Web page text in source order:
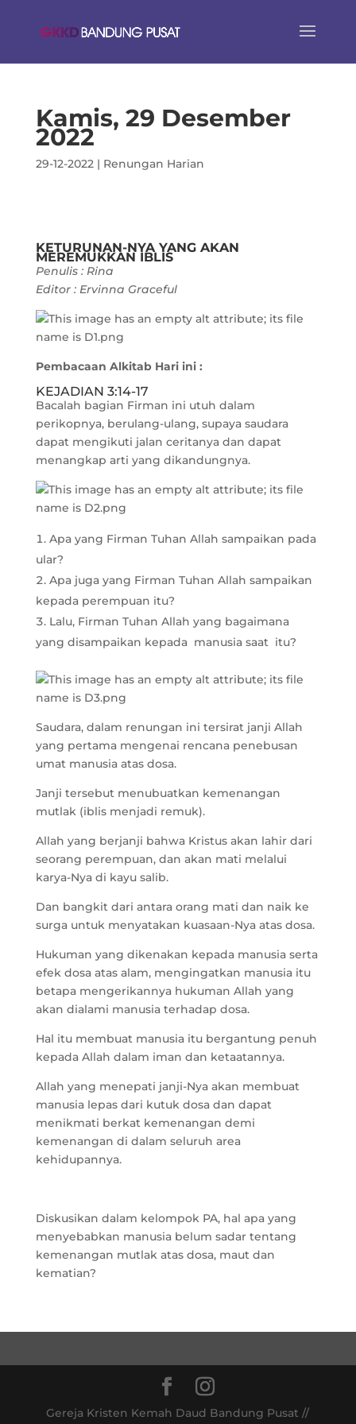
Kamis, 29 Desember
2022
29-12-2022| Renungan Harian
KETURUNAN-NYA YANG AKAN
MEREMUKKAN IBLIS
Penulis : Rina
Editor : Ervinna Graceful
Pembacaan Alkitab Hari ini :
KEJADIAN 3:14-17
Bacalah bagian Firman ini utuh dalam
perikopnya, berulang-ulang, supaya saudara
dapat mengikuti jalan ceritanya dan dapat
menangkap arti yang dikandungnya.
Apa yang Firman Tuhan Allah sampaikan pada
ular?
Apa juga yang Firman Tuhan Allah sampaikan
kepada perempuan itu?
Lalu, Firman Tuhan Allah yang bagaimana
yang disampaikan kepada manusia saat itu?
Saudara, dalam renungan ini tersirat janji Allah
yang pertama mengenai rencana penebusan
umat manusia atas dosa.
Janji tersebut menubuatkan kemenangan
mutlak (iblis menjadi remuk).
Allah yang berjanji bahwa Kristus akan lahir dari
seorang perempuan, dan akan mati melalui
karya-Nya di kayu salib.
Dan bangkit dari antara orang mati dan naik ke
surga untuk menyatakan kuasaan-Nya atas dosa.
Hukuman yang dikenakan kepada manusia serta
efek dosa atas alam, mengingatkan manusia itu
betapa mengerikannya hukuman Allah yang
akan dialami manusia terhadap dosa.
Hal itu membuat manusia itu bergantung penuh
kepada Allah dalam iman dan ketaatannya.
Allah yang menepati janji-Nya akan membuat
manusia lepas dari kutuk dosa dan dapat
menikmati berkat kemenangan demi
kemenangan di dalam seluruh area
kehidupannya.
Diskusikan dalam kelompok PA, hal apa yang
menyebabkan manusia belum sadar tentang
kemenangan mutlak atas dosa, maut dan
kematian?
Gereja Kristen Kemah Daud Bandung Pusat //